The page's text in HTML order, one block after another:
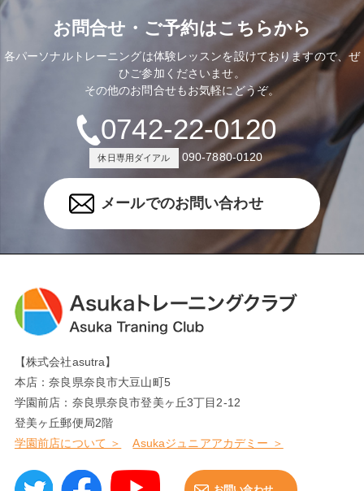
お問合せ・ご予約はこちらから
各パーソナルトレーニングは体験レッスンを設けておりますので、ぜ
ひご参加くださいませ。
その他のお問合せもお気軽にどうぞ。
0742-22-0120
休日専用ダイアル 090-7880-0120
メールでのお問い合わせ
【株式会社asutra】
本店：奈良県奈良市大豆山町5
学園前店：奈良県奈良市登美ヶ丘3丁目2-12
登美ヶ丘郵便局2階
学園前店について ＞
Asukaジュニアアカデミー ＞